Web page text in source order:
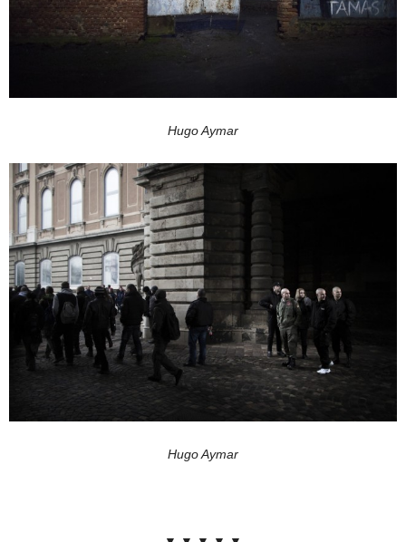
Hugo Aymar
Hugo Aymar